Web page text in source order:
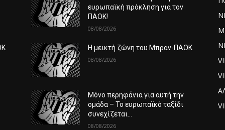
ευρωπαϊκή πρόκληση για τον
ΠΑΟΚ!
08/08/2026
Η μεικτή ζώνη του Μπραν-ΠΑΟΚ
08/08/2026
Μόνο περηφάνια για αυτή την
ομάδα – Το ευρωπαϊκό ταξίδι
συνεχίζεται…
08/08/2026